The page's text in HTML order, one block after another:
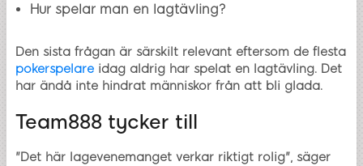
Hur spelar man en lagtävling?
Den sista frågan är särskilt relevant eftersom de flesta
pokerspelare idag aldrig har spelat en lagtävling. Det
har ändå inte hindrat människor från att bli glada.
Team888 tycker till
"Det här lagevenemanget verkar riktigt rolig", säger